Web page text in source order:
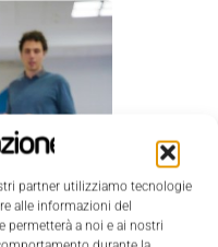
partner utilizziamo tecnologie
alle informazioni del
permetterà a noi e ai nostri